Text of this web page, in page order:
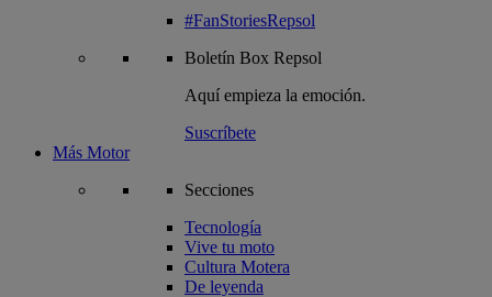
#FanStoriesRepsol
Boletín Box Repsol
Aquí empieza la emoción.
Suscríbete
Más Motor
Secciones
Tecnología
Vive tu moto
Cultura Motera
De leyenda